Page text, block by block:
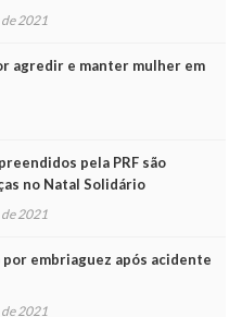
2021
agredir e manter mulher em
pela PRF são
no Natal Solidário
2021
embriaguez após acidente
2021